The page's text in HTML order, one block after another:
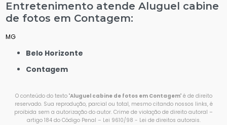
Entretenimento atende Aluguel cabine
de fotos em Contagem:
MG
Belo Horizonte
Contagem
O conteúdo do texto "Aluguel cabine de fotos em Contagem" é de direito
reservado. Sua reprodução, parcial ou total, mesmo citando nossos links, é
proibida sem a autorização do autor. Crime de violação de direito autoral –
artigo 184 do Código Penal – Lei 9610/98 - Lei de direitos autorais.